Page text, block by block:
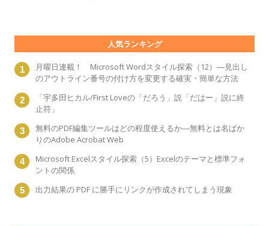
人気ランキング
月曜日連載！ Microsoft Wordスタイル探索（12）―見出し
のアウトライン番号の付け方を変更する確実・簡単な方法
「宇多田ヒカル/First Loveの「だろう」説「だはー」説に終
止符」
無料のPDF編集ツールはどの程度使えるか―無料とは名ばか
りのAdobe Acrobat Web
Microsoft Excelスタイル探索（5）Excelのテーマと標準フォ
ントの関係
出力結果の PDF に勝手にリンクが作成されてしまう現象